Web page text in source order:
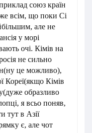
союз країн
всім, що поки Сі
але не
у морі
очі. Кімів на
не сильно
це можливо),
Кореї(якщо Кімів
образливо
я всьо поняв,
тут в Азії
є, але чот